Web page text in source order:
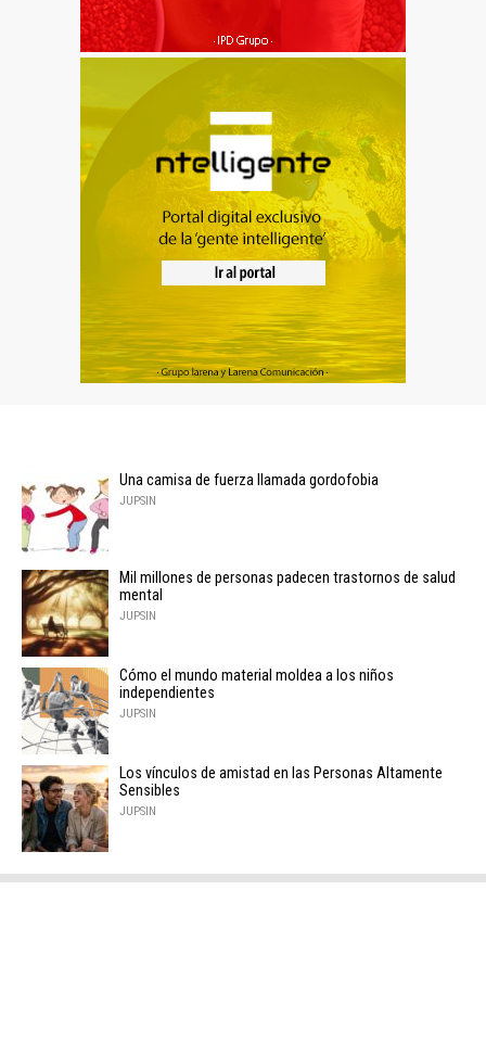
Una camisa de fuerza llamada gordofobia
JUPSIN
Mil millones de personas padecen trastornos de salud
mental
JUPSIN
Cómo el mundo material moldea a los niños
independientes
JUPSIN
Los vínculos de amistad en las Personas Altamente
Sensibles
JUPSIN